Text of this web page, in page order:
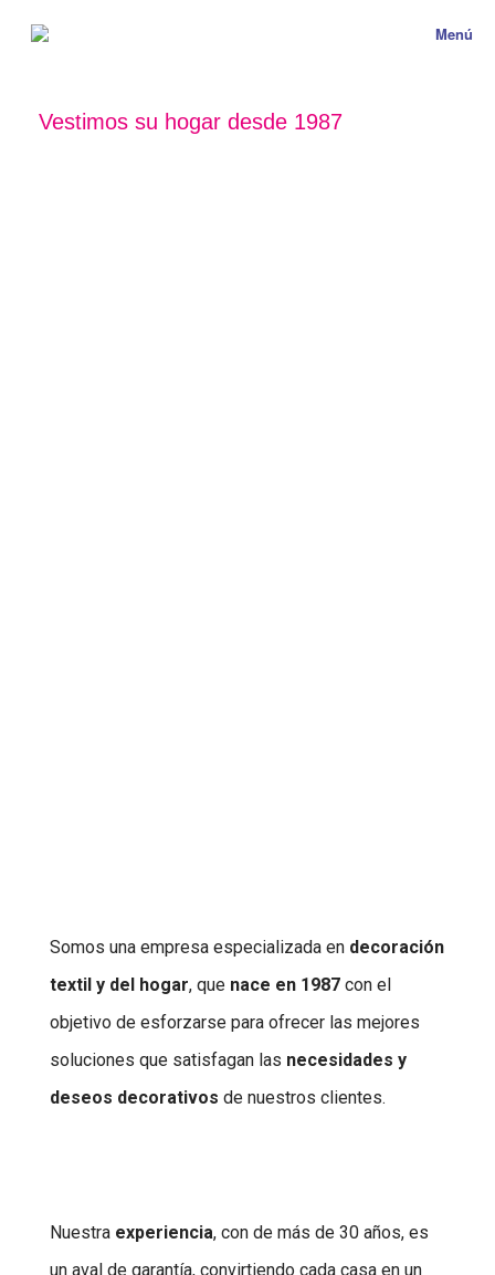
Menú
Vestimos su hogar desde 1987
Somos una empresa especializada en decoración
textil y del hogar, que nace en 1987 con el
objetivo de esforzarse para ofrecer las mejores
soluciones que satisfagan las necesidades y
deseos decorativos de nuestros clientes.
Nuestra experiencia, con de más de 30 años, es
un aval de garantía, convirtiendo cada casa en un